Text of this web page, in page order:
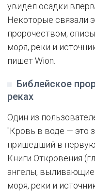
увидел осадки
Некоторые связали
пророчеством,
моря, реки и
пишет Wion.
Библейское
реках
Один из
"Кровь в воде — это
пришедший в
Книги Откровения
ангелы,
моря, реки и